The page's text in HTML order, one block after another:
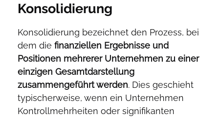
Konsolidierung
Konsolidierung bezeichnet den Prozess, bei
dem die finanziellen Ergebnisse und
Positionen mehrerer Unternehmen zu einer
einzigen Gesamtdarstellung
zusammengeführt werden. Dies geschieht
typischerweise, wenn ein Unternehmen
Kontrollmehrheiten oder signifikanten